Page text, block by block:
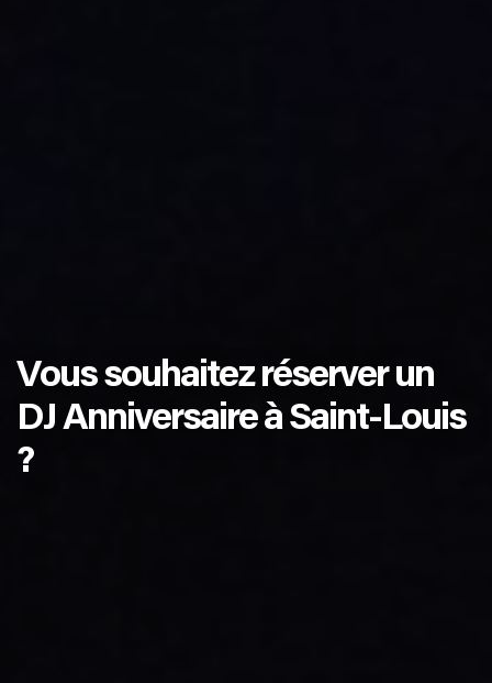
Vous souhaitez réserver un
DJ Anniversaire à Saint-Louis
?